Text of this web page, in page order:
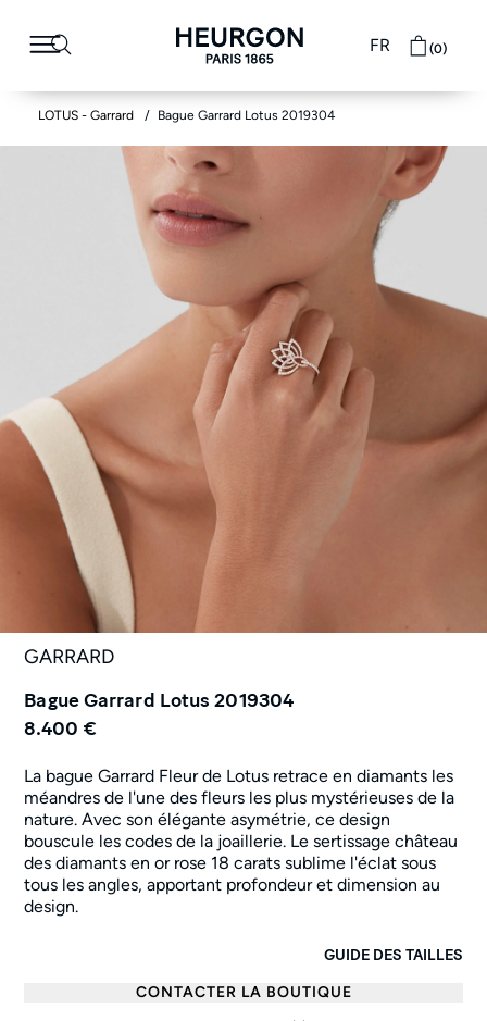
FR (0)
LOTUS - Garrard Bague Garrard Lotus 2019304
GARRARD
Bague Garrard Lotus 2019304
8.400 €
La bague Garrard Fleur de Lotus retrace en diamants les
méandres de l'une des fleurs les plus mystérieuses de la
nature. Avec son élégante asymétrie, ce design
bouscule les codes de la joaillerie. Le sertissage château
des diamants en or rose 18 carats sublime l'éclat sous
tous les angles, apportant profondeur et dimension au
design.
GUIDE DES TAILLES
CONTACTER LA BOUTIQUE